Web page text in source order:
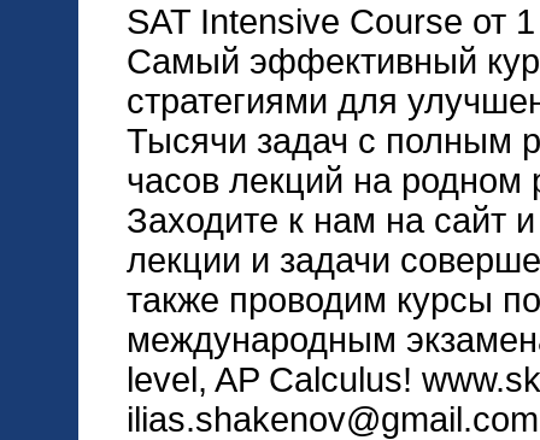
SAT Intensive Course от
Самый эффективный
стратегиями для
Тысячи задач с полным
часов лекций на родном
Заходите к нам на сайт
лекции и задачи
также проводим курсы
международным
level, AP Calculus!
ilias.shakenov@gmail.com